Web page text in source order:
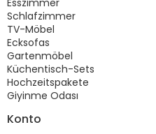
Schlafzimmer
TV-Möbel
Ecksofas
Gartenmöbel
Küchentisch-Sets
Hochzeitspakete
Giyinme Odası
Konto